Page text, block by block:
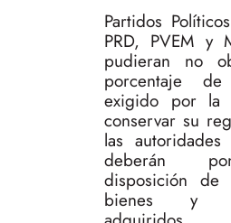
Partidos
PRD, PVEM y
pudieran no
porcentaje de
exigido por la
conservar su
las
deberán
disposición de
bienes y